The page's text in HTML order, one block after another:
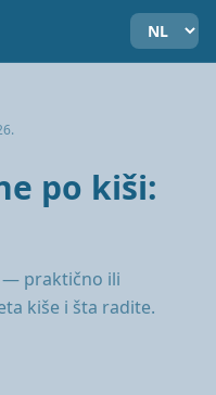
po kiši:
— praktično ili
kiše i šta radite.